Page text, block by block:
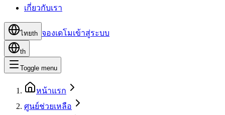
เกี่ยวกับเรา
ไทยth จองเดโมเข้าสู่ระบบ
th
Toggle menu
หน้าแรก
ศูนย์ช่วยเหลือ